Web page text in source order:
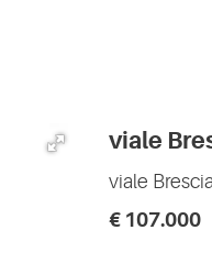
viale
viale Brescia
€ 107.000